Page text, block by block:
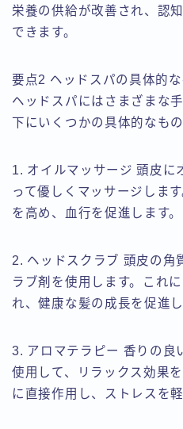
栄養の供給が改善され、認
できます。
要点2 ヘッドスパの具体的
ヘッドスパにはさまざまな
下にいくつかの具体的なもの
1. オイルマッサージ 頭皮に
って優しくマッサージしま
を高め、血行を促進します。
2. ヘッドスクラブ 頭皮の角
ラブ剤を使用します。これ
れ、健康な髪の成長を促進し
3. アロマテラピー 香りの良
使用して、リラックス効果
に直接作用し、ストレスを